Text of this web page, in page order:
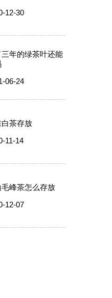
12-30
三年的绿茶叶还能
06-24
茶存放
11-14
峰茶怎么存放
12-07